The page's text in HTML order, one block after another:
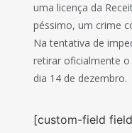
uma licença da
péssimo, um crime
Na tentativa de
retirar oficialmente
dia 14 de dezembro.
[custom-field